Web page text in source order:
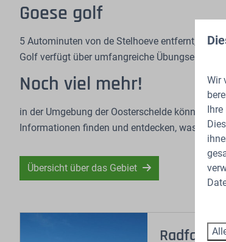
Goese golf
5 Autominuten von de Stelhoeve entfernt,
Golf verfügt über umfangreiche
Noch viel mehr!
in der Umgebung der Oosterschelde können
Informationen finden und entdecken, was „die
Übersicht über das Gebiet
Wir